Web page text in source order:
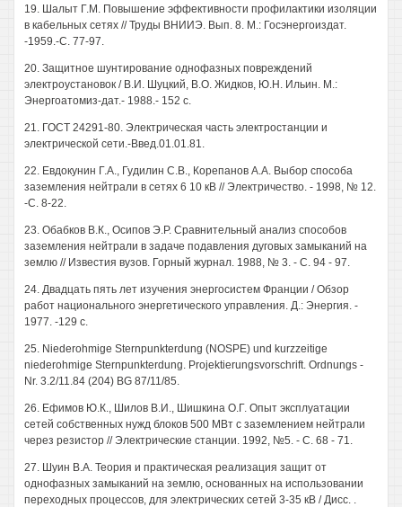
19. Шалыт Г.М. Повышение эффективности профилактики изоляции
в кабельных сетях // Труды ВНИИЭ. Вып. 8. М.: Госэнергоиздат.
-1959.-С. 77-97.
20. Защитное шунтирование однофазных повреждений
электроустановок / В.И. Шуцкий, В.О. Жидков, Ю.Н. Ильин. М.:
Энергоатомиз-дат.- 1988.- 152 с.
21. ГОСТ 24291-80. Электрическая часть электростанции и
электрической сети.-Введ.01.01.81.
22. Евдокунин Г.А., Гудилин С.В., Корепанов А.А. Выбор способа
заземления нейтрали в сетях 6 10 кВ // Электричество. - 1998, № 12.
-С. 8-22.
23. Обабков В.К., Осипов Э.Р. Сравнительный анализ способов
заземления нейтрали в задаче подавления дуговых замыканий на
землю // Известия вузов. Горный журнал. 1988, № 3. - С. 94 - 97.
24. Двадцать пять лет изучения энергосистем Франции / Обзор
работ национального энергетического управления. Д.: Энергия. -
1977. -129 с.
25. Niederohmige Sternpunkterdung (NOSPE) und kurzzeitige
niederohmige Sternpunkterdung. Projektierungsvorschrift. Ordnungs -
Nr. 3.2/11.84 (204) BG 87/11/85.
26. Ефимов Ю.К., Шилов В.И., Шишкина О.Г. Опыт эксплуатации
сетей собственных нужд блоков 500 МВт с заземлением нейтрали
через резистор // Электрические станции. 1992, №5. - С. 68 - 71.
27. Шуин В.А. Теория и практическая реализация защит от
однофазных замыканий на землю, основанных на использовании
переходных процессов, для электрических сетей 3-35 кВ / Дисс. .